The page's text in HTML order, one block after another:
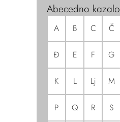
Abecedno kazalo
A B C Č
Đ E F G
K L Lj M
P Q R S